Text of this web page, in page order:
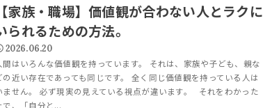
家族・職場】価値観が合わない人とラクに
られるための方法。
2026.06.20
間はいろんな価値観を持っています。 それは、家族や子ども、親な
の近い存在であっても同じです。 全く同じ価値観を持っている人は
ません。 必ず現実の見えている視点が違います。 それをわかった
で、「自分と...